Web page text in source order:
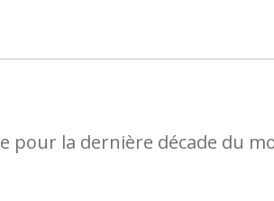
pour la dernière décade du